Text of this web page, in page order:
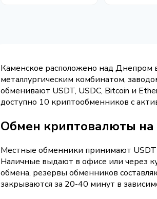
Каменское расположено над
металлургическим комбинатом,
обменивают USDT, USDC, Bitcoin и
доступно 10 криптообменников с
Обмен криптовалюты
Местные обменники принимают USDT
Наличные выдают в офисе или через
обмена, резервы обменников
закрываются за 20-40 минут в